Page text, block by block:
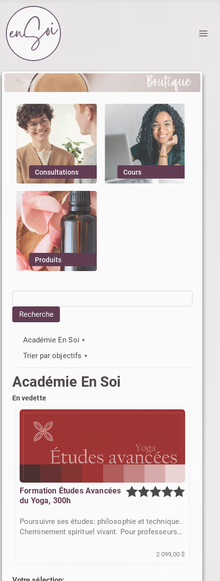
Consultations Cours
Produits
Académie En Soi
Trier par objectifs
Académie En Soi
En vedette
Formation Études Avancées
du Yoga, 300h
Poursuivre ses études: philosophie et technique.
Cheminement spirituel vivant. Pour professeurs
2 099,00 $